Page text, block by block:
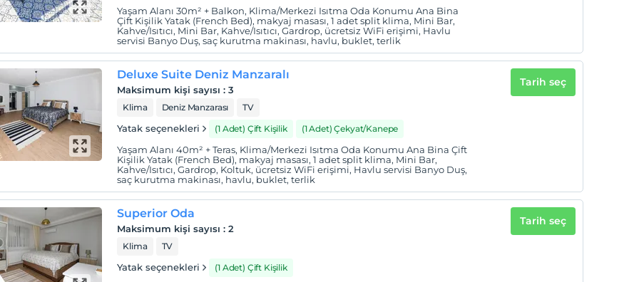
Yaşam Alanı 30m² + Balkon, Klima/Merkezi Isıtma Oda Konumu Ana Bina
Çift Kişilik Yatak (French Bed), makyaj masası, 1 adet split klima, Mini Bar,
Kahve/Isıtıcı, Mini Bar, Kahve/Isıtıcı, Gardrop, ücretsiz WiFi erişimi, Havlu
servisi Banyo Duş, saç kurutma makinası, havlu, buklet, terlik
Deluxe Suite Deniz Manzaralı
Maksimum kişi sayısı :3
Klima Deniz Manzarası TV
Yatak seçenekleri (1 Adet) Çift Kişilik (1 Adet) Çekyat/Kanepe
Yaşam Alanı 40m² + Teras, Klima/Merkezi Isıtma Oda Konumu Ana Bina Çift
Kişilik Yatak (French Bed), makyaj masası, 1 adet split klima, Mini Bar,
Kahve/Isıtıcı, Gardrop, Koltuk, ücretsiz WiFi erişimi, Havlu servisi Banyo Duş,
saç kurutma makinası, havlu, buklet, terlik
Tarih seç
Superior Oda
Maksimum kişi sayısı :2
Klima TV
Yatak seçenekleri (1 Adet) Çift Kişilik
Tarih seç